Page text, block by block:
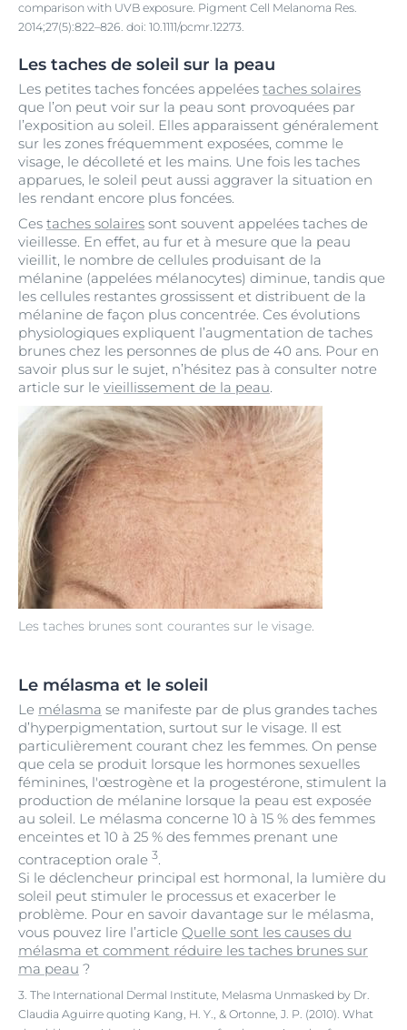
comparison with UVB exposure. Pigment Cell Melanoma Res.
2014;27(5):822–826. doi: 10.1111/pcmr.12273.
Les taches de soleil sur la peau
Les taches brunes sont courantes sur le visage.
Les petites taches foncées appelées taches solaires
que l’on peut voir sur la peau sont provoquées par
l’exposition au soleil. Elles apparaissent généralement
sur les zones fréquemment exposées, comme le
visage, le décolleté et les mains. Une fois les taches
apparues, le soleil peut aussi aggraver la situation en
les rendant encore plus foncées.
Ces taches solaires sont souvent appelées taches de
vieillesse. En effet, au fur et à mesure que la peau
vieillit, le nombre de cellules produisant de la
mélanine (appelées mélanocytes) diminue, tandis que
les cellules restantes grossissent et distribuent de la
mélanine de façon plus concentrée. Ces évolutions
physiologiques expliquent l’augmentation de taches
brunes chez les personnes de plus de 40 ans. Pour en
savoir plus sur le sujet, n’hésitez pas à consulter notre
article sur le vieillissement de la peau.
Le mélasma et le soleil
Le mélasma se manifeste par de plus grandes taches
d’hyperpigmentation, surtout sur le visage. Il est
particulièrement courant chez les femmes. On pense
que cela se produit lorsque les hormones sexuelles
féminines, l'œstrogène et la progestérone, stimulent la
production de mélanine lorsque la peau est exposée
au soleil. Le mélasma concerne 10 à 15 % des femmes
enceintes et 10 à 25 % des femmes prenant une
contraception orale 3.
Si le déclencheur principal est hormonal, la lumière du
soleil peut stimuler le processus et exacerber le
problème. Pour en savoir davantage sur le mélasma,
vous pouvez lire l’article Quelle sont les causes du
mélasma et comment réduire les taches brunes sur
ma peau ?
3. The International Dermal Institute, Melasma Unmasked by Dr.
Claudia Aguirre quoting Kang, H. Y., & Ortonne, J. P. (2010). What